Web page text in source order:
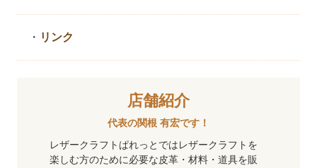
・ リンク
店舗紹介
代表の関根 有宏です！
レザークラフトぱれっとではレザークラフトを
楽しむ方のために必要な皮革・材料・道具を販